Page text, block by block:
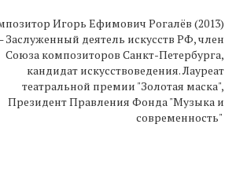
Игорь Ефимович Рогалёв (2013)
Заслуженный деятель искусств РФ, член
Союза композиторов Санкт-Петербурга,
кандидат искусствоведения. Лауреат
театральной премии "Золотая маска",
Президент Правления Фонда "Музыка и
современность"
Игорь Ефимович Рогалёв (2013)
Заслуженный деятель искусств РФ, член
Союза композиторов Санкт-Петербурга,
кандидат искусствоведения. Лауреат
театральной премии "Золотая маска",
Президент Правления Фонда "Музыка и
современность"